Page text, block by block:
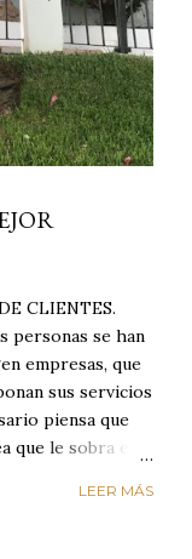
CLIENTES.
personas se han
empresas, que
sus servicios
piensa que
que le sobra el
mal y
Cuando una
LEER MÁS